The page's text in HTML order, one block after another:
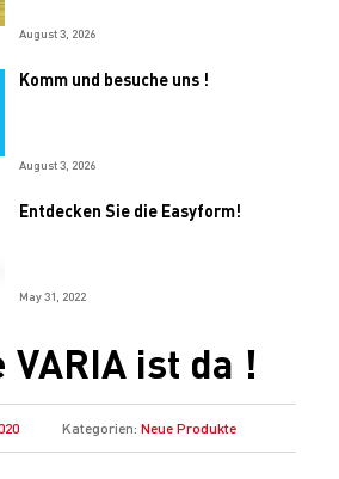
August 3, 2026
Komm und besuche uns !
August 3, 2026
Entdecken Sie die Easyform!
May 31, 2022
VARIA ist da !
Kategorien: Neue Produkte